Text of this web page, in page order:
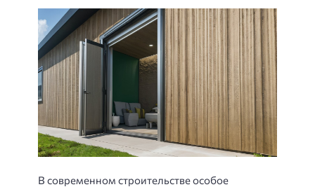
В современном строительстве особое